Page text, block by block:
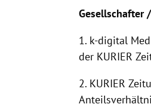
Gesellschafter
1. k-digital
der KURIER
2. KURIER